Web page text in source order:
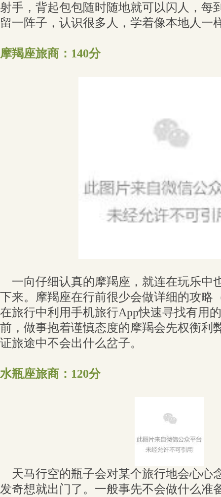
射手，背起包包随时随地就可以闪人，每
留一阵子，认识很多人，学着像本地人一
摩羯座旅商：140分
一向仔细认真的摩羯座，就连在玩乐中
下来。摩羯座在行前很少会做详细的攻略
在旅行中利用手机旅行App快速寻找有用
前，做事抱着谨慎态度的摩羯会先权衡利
证旅途中不会出什么岔子。
水瓶座旅商：120分
天马行空的瓶子会对某个旅行地会心心
发奇想就出门了。一般事先不会做什么准